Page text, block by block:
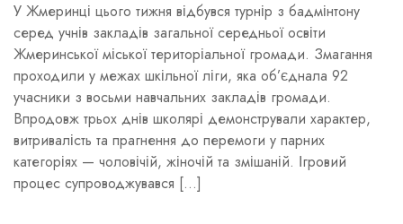
У Жмеринці цього тижня відбувся турнір з бадмінтону
серед учнів закладів загальної середньої освіти
Жмеринської міської територіальної громади. Змагання
проходили у межах шкільної ліги, яка об’єднала 92
учасники з восьми навчальних закладів громади.
Впродовж трьох днів школярі демонстрували характер,
витривалість та прагнення до перемоги у парних
категоріях — чоловічій, жіночій та змішаній. Ігровий
процес супроводжувався […]